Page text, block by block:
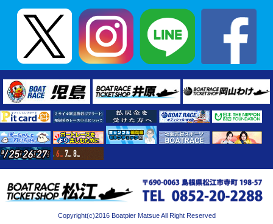
Copyright(c)2016 Boatpier Matsue All Right Reserved